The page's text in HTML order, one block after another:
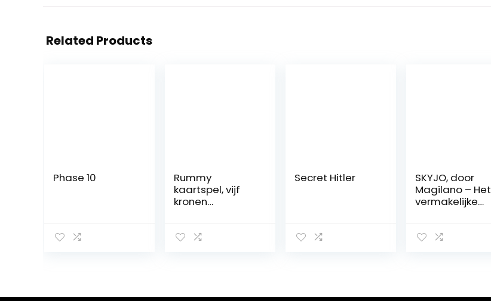
Related Products
Phase 10
Rummy
kaartspel, vijf
kronen
draagbaar voor
Secret Hitler
SKYJO, door
Magilano – Het
vermakelijke
volwassenen